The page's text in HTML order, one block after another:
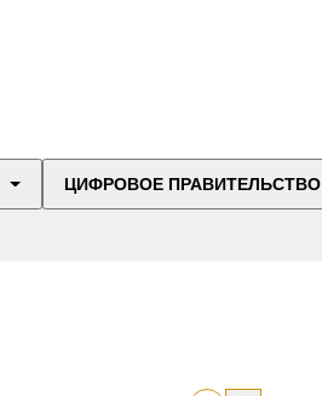
ЦИФРОВОЕ ПРАВИТЕЛЬСТВО